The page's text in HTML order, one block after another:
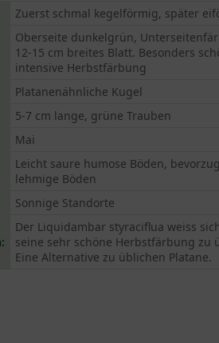
Zuerst schmal kegelförmig, später
Oberseite dunkelgrün,
12-15 cm breites Blatt. Besonders
intensive Herbstfärbung
Platanenähnliche Kugel
5-7 cm lange, grüne Trauben
Mai
Leicht saure humose Böden,
lehmige Böden
Sonnige Standorte
Der Liquidambar styraciflua weiss
seine sehr schöne Herbstfärbung zu
Eine Alternative zu üblichen Platane.